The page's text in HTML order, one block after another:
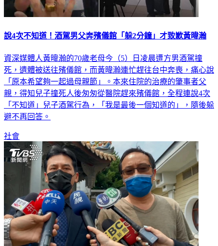
說4次不知道！酒駕男父奔殯儀館「躲2分鐘」才致歉黃暐瀚
資深媒體人黃暐瀚的70歲老母今（5）日凌晨遭方男酒駕撞
死，遺體被送往殯儀館，而黃暐瀚連忙趕往台中奔喪，痛心說
「原本希望夠一起過母親節」。本來住院的治療的肇事者父
親，得知兒子撞死人後匆匆從醫院趕來殯儀館，全程連說4次
「不知道」兒子酒駕行為，「我是最後一個知道的」，隨後躲
避不再回答。
社會